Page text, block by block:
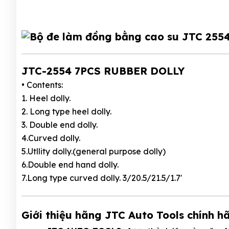
JTC-2554 7PCS RUBBER DOLLY
• Contents:
1. Heel dolly.
2. Long type heel dolly.
3. Double end dolly.
4.Curved dolly.
5.Utllity dolly.(general purpose dolly)
6.Double end hand dolly.
7.Long type curved dolly. 3/20.5/21.5/1.7'
Giới thiệu hãng JTC Auto Tools chính